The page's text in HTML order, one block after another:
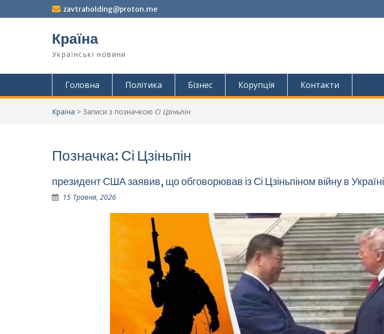
до
zavtraholding@proton.me
Країна
Українські новини
Головна Політика Бізнес Корупція Контакти
Країна > Записи з позначкою Сі Цзіньпін
Позначка: Сі Цзіньпін
президент США заявив, що обговорював із Сі Цзіньпіном війну в Україні
15 Травня, 2026